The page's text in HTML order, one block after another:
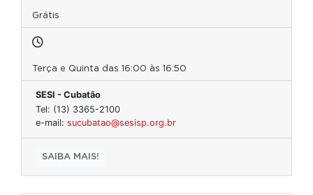
Grátis
Terça e Quinta das 16:00 às 16:50
SESI - Cubatão
Tel: (13) 3365-2100
e-mail: sucubatao@sesisp.org.br
SAIBA MAIS!